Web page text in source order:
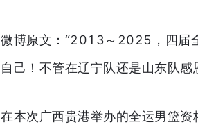
微博原文：“2013～2025，四届
自己！不管在辽宁队还是山东队
在本次广西贵港举办的全运男篮资